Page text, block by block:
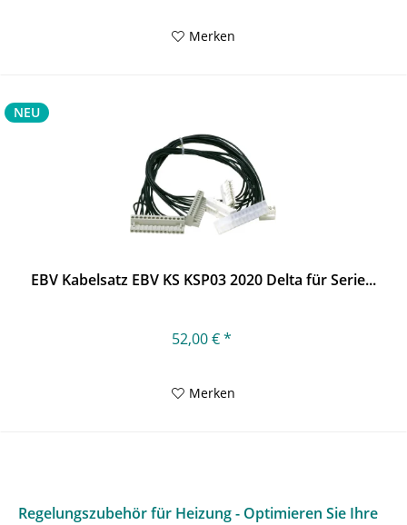
Merken
NEU
EBV Kabelsatz EBV KS KSP03 2020 Delta für Serie...
52,00 € *
Merken
Regelungszubehör für Heizung - Optimieren Sie Ihre